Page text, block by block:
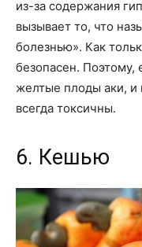
из-за содержания
вызывает то, что
болезнью». Как
безопасен. Поэтому,
желтые плоды аки, и
всегда токсичны.
6. Кешью